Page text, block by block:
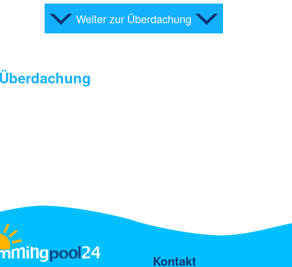
Weiter zur Überdachung
Kontakt